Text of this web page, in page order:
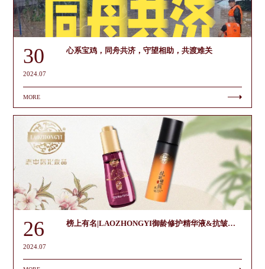
产品奖”。
30
2024.07
心系宝鸡，同舟共济，守望相助，共渡难关
MORE
26
2024.07
榜上有名|LAOZHONGYI御龄修护精华液&抗皱塑颜乳液荣获“2023年浙江省优秀工业产品”